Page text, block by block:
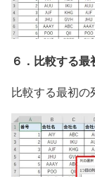
６．比較する
比較する最初の